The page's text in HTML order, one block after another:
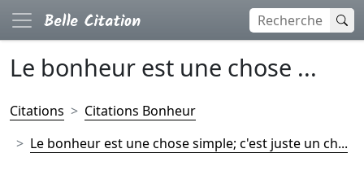
Le bonheur est une chose ...
Citations
Citations Bonheur
Le bonheur est une chose simple; c'est juste un ch...